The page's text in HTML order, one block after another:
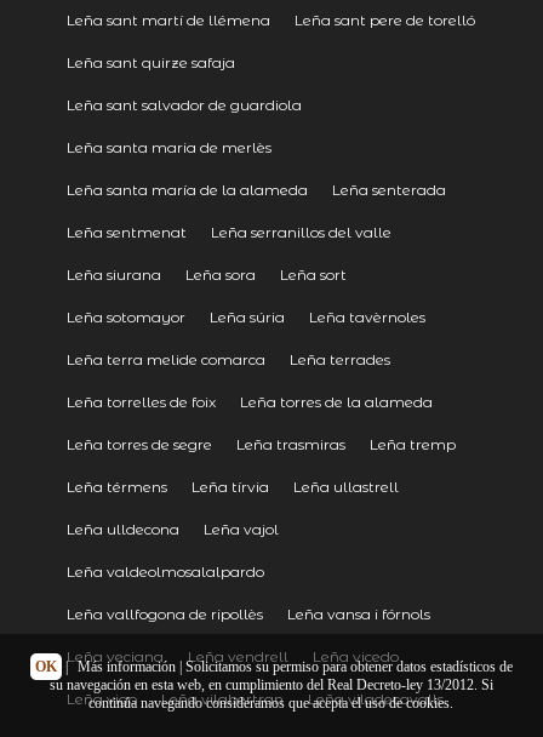
Leña sant martí de llémena Leña sant pere de torelló
Leña sant quirze safaja
Leña sant salvador de guardiola
Leña santa maria de merlès
Leña santa maría de la alameda Leña senterada
Leña sentmenat Leña serranillos del valle
Leña siurana Leña sora Leña sort
Leña sotomayor Leña súria Leña tavèrnoles
Leña terra melide comarca Leña terrades
Leña torrelles de foix Leña torres de la alameda
Leña torres de segre Leña trasmiras Leña tremp
Leña térmens Leña tírvia Leña ullastrell
Leña ulldecona Leña vajol
Leña valdeolmosalalpardo
Leña vallfogona de ripollès Leña vansa i fórnols
Leña veciana Leña vendrell Leña vicedo
Leña vigo Leña vilabertran Leña viladecavalls
OK | Más información| Solicitamos su permiso para obtener datos estadísticos de
su navegación en esta web, en cumplimiento del Real Decreto-ley 13/2012. Si
continúa navegando consideramos que acepta el uso de cookies.